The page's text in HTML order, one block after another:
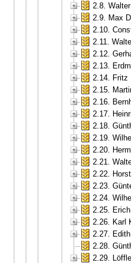
2.8.
2.9. Max
2.10.
2.11.
2.12.
2.13.
2.14. Fritz
2.15.
2.16.
2.17.
2.18.
2.19.
2.20.
2.21.
2.22.
2.23.
2.24.
2.25.
2.26. Karl
2.27.
2.28.
2.29.